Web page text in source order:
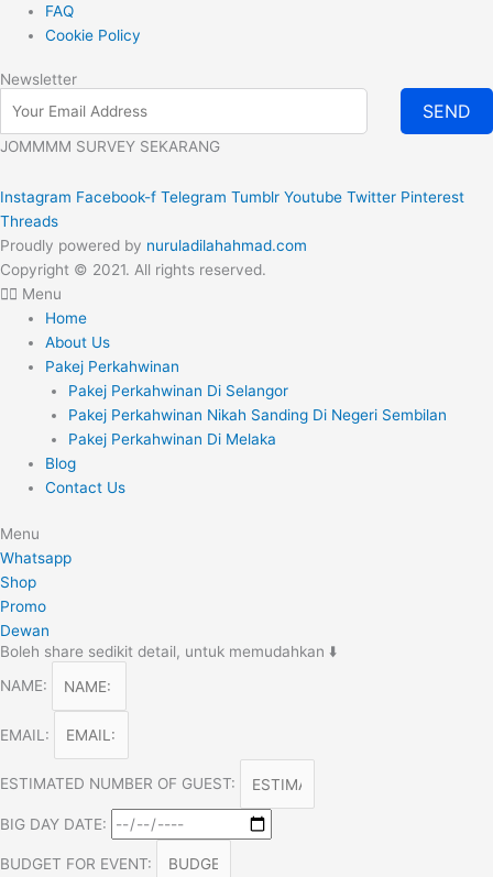
FAQ
Cookie Policy
Newsletter
SEND
JOMMMM SURVEY SEKARANG
Instagram Facebook-f Telegram Tumblr Youtube Twitter Pinterest
Threads
Proudly powered by nuruladilahahmad.com
Copyright © 2021. All rights reserved.
Menu
Home
About Us
Pakej Perkahwinan
Pakej Perkahwinan Di Selangor
Pakej Perkahwinan Nikah Sanding Di Negeri Sembilan
Pakej Perkahwinan Di Melaka
Blog
Contact Us
Menu
Whatsapp
Shop
Promo
Dewan
Boleh share sedikit detail, untuk memudahkan ⬇️
NAME:
EMAIL:
ESTIMATED NUMBER OF GUEST:
BIG DAY DATE:
BUDGET FOR EVENT: